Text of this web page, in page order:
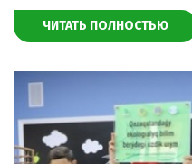
ЧИТАТЬ ПОЛНОСТЬЮ